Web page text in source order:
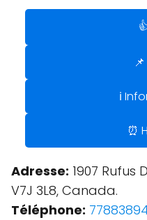
ℹ️
⏰
Adresse: 1907 Rufus
V7J 3L8, Canada.
Téléphone: